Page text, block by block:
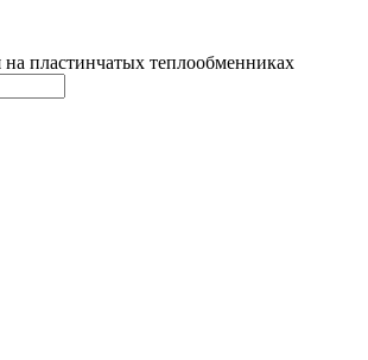
пластинчатых теплообменниках